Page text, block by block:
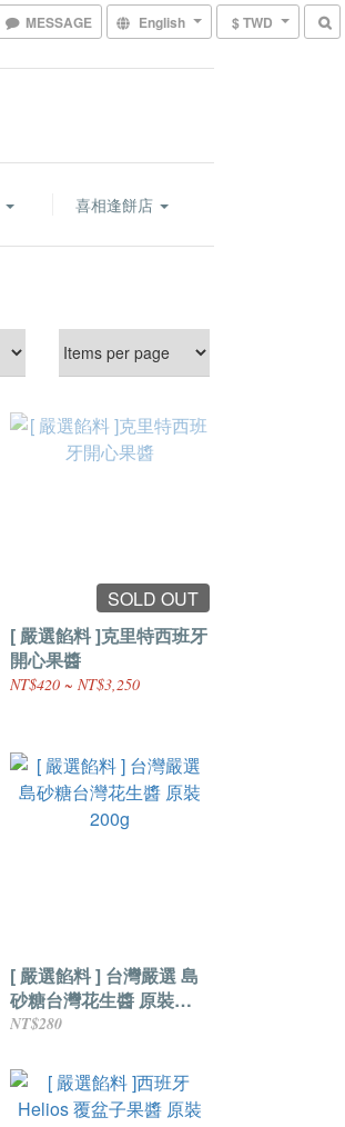
MESSAGE English $ TWD
喜相逢餅店
SOLD OUT
[ 嚴選餡料 ]克里特西班牙
開心果醬
NT$420 ~ NT$3,250
[ 嚴選餡料 ] 台灣嚴選 島
砂糖台灣花生醬 原裝
200g
NT$280